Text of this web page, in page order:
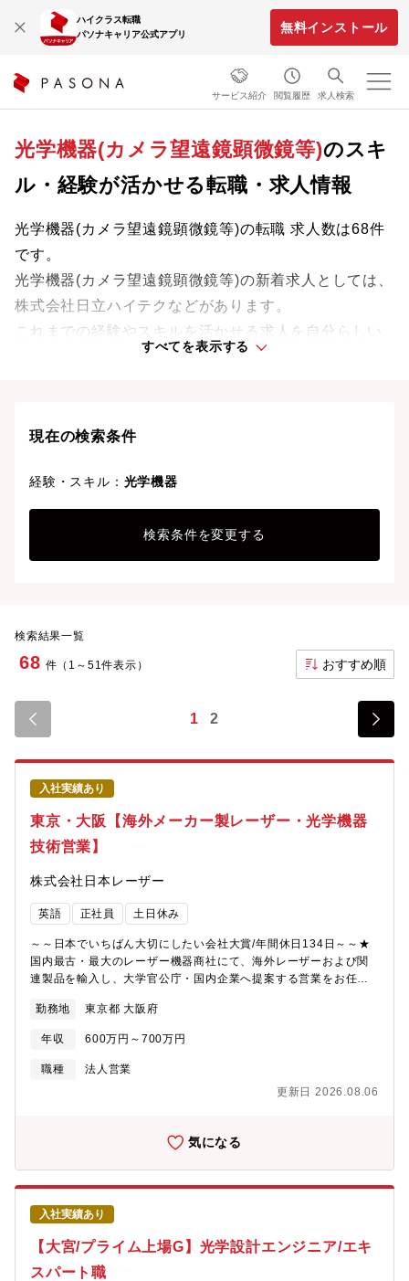
ハイクラス転職
パソナキャリア公式アプリ
無料インストール
サービス紹介 閲覧履歴 求人検索
光学機器(カメラ望遠鏡顕微鏡等)のスキ
ル・経験が活かせる転職・求人情報
光学機器(カメラ望遠鏡顕微鏡等)の転職 求人数は68件
です。
光学機器(カメラ望遠鏡顕微鏡等)の新着求人としては、
株式会社日立ハイテクなどがあります。
これまでの経験やスキルを活かせる求人を自分らしい
ライフスタイルや働きやすさを重視した条件で探せま
すべてを表示する
現在の検索条件
経験・スキル： 光学機器
検索条件を変更する
検索結果一覧
68 件（1～51件表示） おすすめ順
1 2
入社実績あり
東京・大阪【海外メーカー製レーザー・光学機器
技術営業】
株式会社日本レーザー
英語 正社員 土日休み
～～日本でいちばん大切にしたい会社大賞/年間休日134日～～★
国内最古・最大のレーザー機器商社にて、海外レーザーおよび関
連製品を輸入し、大学官公庁・国内企業へ提案する営業をお任せ
え、メンバーの退職にあたり新規でメンバーを募集しています。
＜職務内容＞専門商社のセールスエンジニア（技術営業）として
お客様の研究開発に役立つ製品を提案販売するやりがいのある業
務です。展示会に積極的に参加しながら新規のお客様（販売先・
案・顧客と海外メーカーとの橋渡し・顧客への製品トレーニン
う優良商材を発掘し、お客様へのより良い提案につなげながらメ
ーカーにもフィードバックしていく一貫した営業スタイルを築く
ことができます。＜お客様先＞大学官公庁の研究者、企業の研究
開発・生産技術・品質管理部門※多様な業界（半導体、医療、材
料加工、研究開発）からのお引き合いをいただいております。＜
語学を活かせます＞ヨーロッパやアメリカのサプライヤーとのや
り取りが多くあり、英語を話す機会が多くあります。＜組織構成
＞東京本社及び大阪支店のいずれかの配属を予定しています。そ
れぞれ取引サプライヤーは異なりますが、レーザー製品及び光学
勤務地 東京都 大阪府
年収 600万円～700万円
職種
法人営業
更新日 2026.08.06
気になる
入社実績あり
【大宮/プライム上場G】光学設計エンジニア/エキ
スパート職